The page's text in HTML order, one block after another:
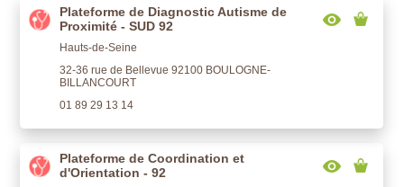
Plateforme de Diagnostic Autisme de
Proximité - SUD 92
Hauts-de-Seine
32-36 rue de Bellevue 92100 BOULOGNE-
BILLANCOURT
01 89 29 13 14
Plateforme de Coordination et
d'Orientation - 92